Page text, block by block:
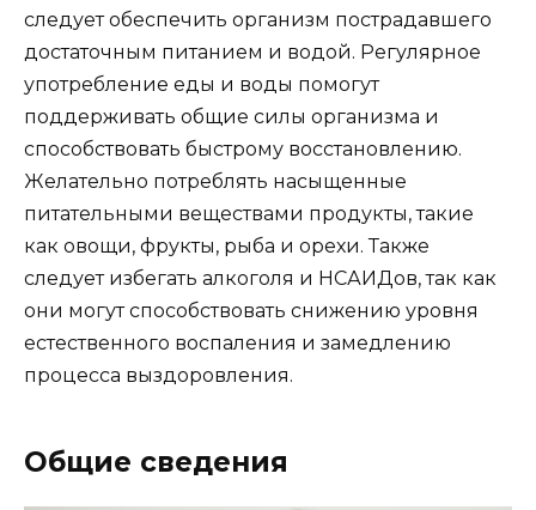
следует обеспечить организм пострадавшего
достаточным питанием и водой. Регулярное
употребление еды и воды помогут
поддерживать общие силы организма и
способствовать быстрому восстановлению.
Желательно потреблять насыщенные
питательными веществами продукты, такие
как овощи, фрукты, рыба и орехи. Также
следует избегать алкоголя и НСАИДов, так как
они могут способствовать снижению уровня
естественного воспаления и замедлению
процесса выздоровления.
Общие сведения